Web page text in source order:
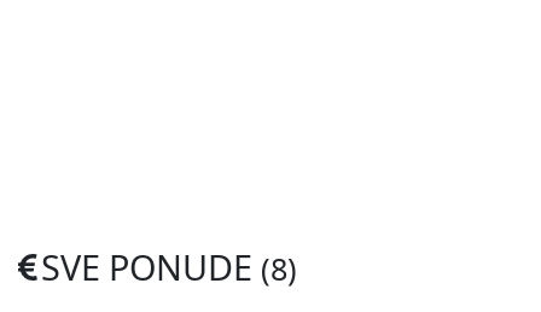
SVE PONUDE (8)